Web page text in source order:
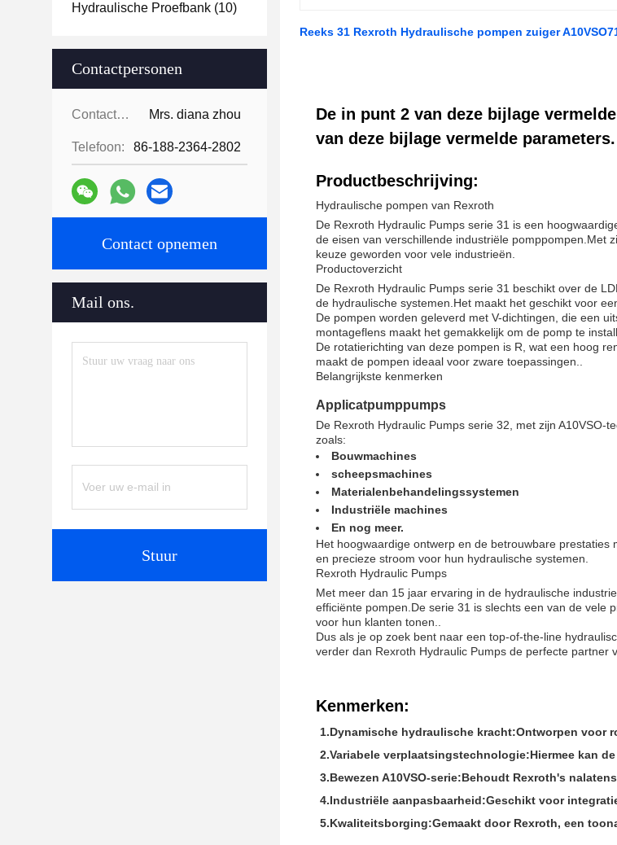
Hydraulische Proefbank (10)
Contactpersonen
Contactpersonen: Mrs. diana zhou
Telefoon: 86-188-2364-2802
Contact opnemen
Mail ons.
Stuur
Reeks 31 Rexroth Hydraulische pompen zuiger
De in punt 2 van deze bijlage
van deze bijlage vermelde parameters.
Productbeschrijving:
Hydraulische pompen van Rexroth
De Rexroth Hydraulic Pumps serie 31 is een
de eisen van verschillende industriële pomppompen.Met
keuze geworden voor vele industrieën.
Productoverzicht
De Rexroth Hydraulic Pumps serie 31 beschikt over de
de hydraulische systemen.Het maakt het geschikt voor
De pompen worden geleverd met V-dichtingen, die een
montageflens maakt het gemakkelijk om de pomp te
De rotatierichting van deze pompen is R, wat een hoog
maakt de pompen ideaal voor zware toepassingen..
Belangrijkste kenmerken
Applicatpumppumps
De Rexroth Hydraulic Pumps serie 32, met zijn A10VSO-
zoals:
Bouwmachines
scheepsmachines
Materialenbehandelingssystemen
Industriële machines
En nog meer.
Het hoogwaardige ontwerp en de betrouwbare
en precieze stroom voor hun hydraulische systemen.
Rexroth Hydraulic Pumps
Met meer dan 15 jaar ervaring in de hydraulische
efficiënte pompen.De serie 31 is slechts een van de vele
voor hun klanten tonen..
Dus als je op zoek bent naar een top-of-the-line
verder dan Rexroth Hydraulic Pumps de perfecte partner
Kenmerken:
1.Dynamische hydraulische kracht:Ontworpen voor
2.Variabele verplaatsingstechnologie:Hiermee kan
3.Bewezen A10VSO-serie:Behoudt Rexroth's
4.Industriële aanpasbaarheid:Geschikt voor
5.Kwaliteitsborging:Gemaakt door Rexroth, een